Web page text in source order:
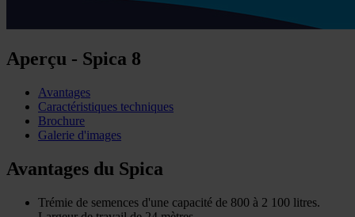
Aperçu - Spica 8
Avantages
Caractéristiques techniques
Brochure
Galerie d'images
Avantages du Spica
Trémie de semences d'une capacité de 800 à 2 100 litres.